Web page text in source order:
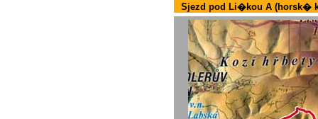
Sjezd pod Li�kou A (horsk�